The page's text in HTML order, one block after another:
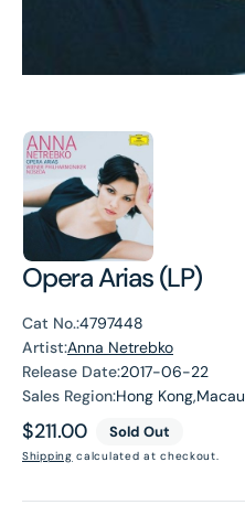
Opera Arias (LP)
Cat No.:4797448
Artist:Anna Netrebko
Release Date:2017-06-22
Sales Region:Hong Kong,Macau
Regular
price
$211.00 Sold Out
Shipping calculated at checkout.